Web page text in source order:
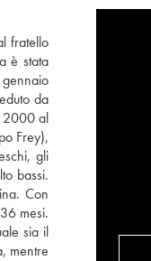
fratello
è stata
da
2000 al
Frey),
gli
bassi.
Con
mesi.
sia il
mentre